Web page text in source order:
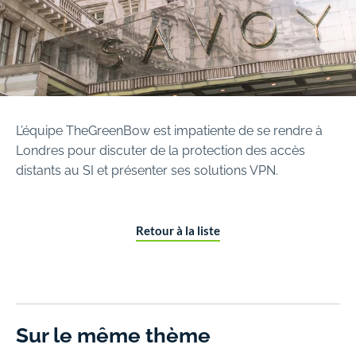
L’équipe TheGreenBow est impatiente de se rendre à
Londres pour discuter de la protection des accès
distants au SI et présenter ses solutions VPN.
Retour à la liste
Sur le même thème